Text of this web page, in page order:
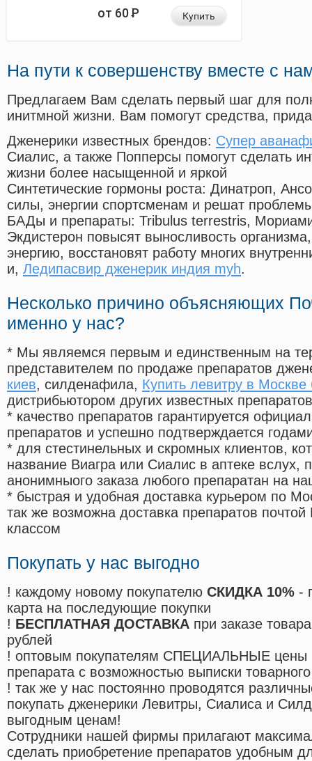
от 60Р Купить
На пути к совершенству вместе с
Предлагаем Вам сделать первый шаг для
инитмной жизни. Вам помогут средства,
Дженерики известных брендов: Супер
Сиалис, а также Попперсы помогут сделать
жизни более насыщенной и яркой
Синтетические гормоны роста: Динатроп,
силы, энергии спортсменам и решат
БАДы и препараты: Tribulus terrestris,
Экдистерон повысят выносливость
энергию, восстановят работу многих
и, Ледипасвир дженерик индия myh.
Несколько причино объясняющих
именно у нас?
* Мы являемся первым и единственным на
представителем по продаже препаратов
киев, силденафила, Купить левитру в Москве
дистрибьютором других известных препаратов
* качество препаратов гарантируется
препаратов и успешно подтверждается
* для стестинельных и скромных клиентов,
название Виагра или Сиалис в аптеке вслух,
анонимныого заказа любого препаратан на
* быстрая и удобная доставка курьером по
так же возможна доставка препаратов
классом
Покупать у нас выгодно
! каждому новому покупателю СКИДКА 10% -
карта на последующие покупки
! БЕСПЛАТНАЯ ДОСТАВКА при заказе
рублей
! оптовым покупателям СПЕЦИАЛЬНЫЕ цены
препарата с возможностью выписки
! так же у нас постоянно проводятся
покупать дженерики Левитры, Сиалиса и
выгодным ценам!
Cотрудники нашей фирмы прилагают
сделать приобретение препаратов удобным